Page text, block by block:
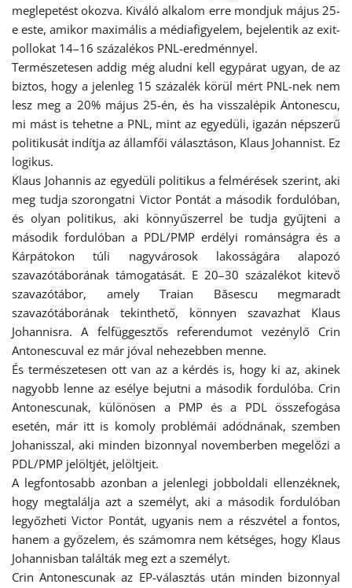
meglepetést okozva. Kiváló alkalom erre mondjuk május 25-
e este, amikor maximális a médiafigyelem, bejelentik az exit-
pollokat 14–16 százalékos PNL-eredménnyel.
Természetesen addig még aludni kell egypárat ugyan, de az
biztos, hogy a jelenleg 15 százalék körül mért PNL-nek nem
lesz meg a 20% május 25-én, és ha visszalépik Antonescu,
mi mást is tehetne a PNL, mint az egyedüli, igazán népszerű
politikusát indítja az államfői választáson, Klaus Johannist. Ez
logikus.
Klaus Johannis az egyedüli politikus a felmérések szerint, aki
meg tudja szorongatni Victor Pontát a második fordulóban,
és olyan politikus, aki könnyűszerrel be tudja gyűjteni a
második fordulóban a PDL/PMP erdélyi románságra és a
Kárpátokon túli nagyvárosok lakosságára alapozó
szavazótáborának támogatását. E 20–30 százalékot kitevő
szavazótábor, amely Traian Băsescu megmaradt
szavazótáborának tekinthető, könnyen szavazhat Klaus
Johannisra. A felfüggesztős referendumot vezénylő Crin
Antonescuval ez már jóval nehezebben menne.
És természetesen ott van az a kérdés is, hogy ki az, akinek
nagyobb lenne az esélye bejutni a második fordulóba. Crin
Antonescunak, különösen a PMP és a PDL összefogása
esetén, már itt is komoly problémái adódnának, szemben
Johanisszal, aki minden bizonnyal novemberben megelőzi a
PDL/PMP jelöltjét, jelöltjeit.
A legfontosabb azonban a jelenlegi jobboldali ellenzéknek,
hogy megtalálja azt a személyt, aki a második fordulóban
legyőzheti Victor Pontát, ugyanis nem a részvétel a fontos,
hanem a győzelem, és számomra nem kétséges, hogy Klaus
Johannisban találták meg ezt a személyt.
Crin Antonescunak az EP-választás után minden bizonnyal